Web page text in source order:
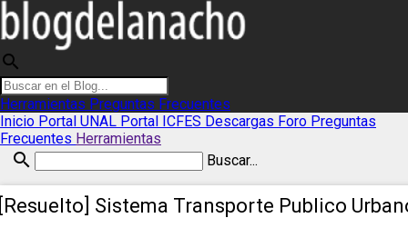
search
Herramientas Preguntas Frecuentes
Inicio Portal UNAL Portal ICFES Descargas Foro Preguntas
Frecuentes Herramientas
search Buscar...
Sistema Transporte Publico